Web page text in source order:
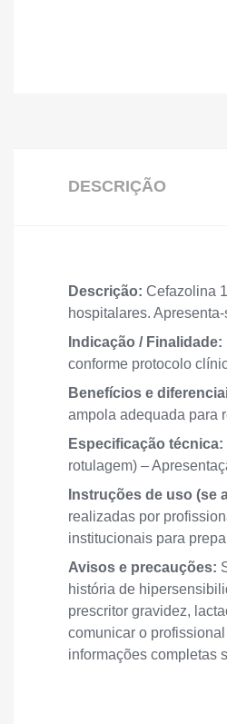
DESCRIÇÃO
Descrição: Cefazolina
hospitalares.
Indicação / Finalidade:
conforme protocolo
Benefícios e
ampola adequada para
Especificação técnica:
rotulagem) –
Instruções de uso (se
realizadas por
institucionais para
Avisos e precauções:
história de
prescritor gravidez,
comunicar o
informações completas